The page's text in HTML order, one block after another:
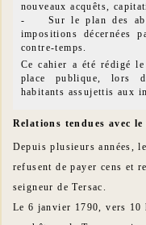
nouveaux acquêts,
- Sur le plan des
impositions décernées
contre-temps.
Ce cahier a été rédigé
place publique, lors
habitants assujettis aux
Relations tendues avec
Depuis plusieurs années,
refusent de payer cens et
seigneur de Tersac.
Le 6 janvier 1790, vers 10